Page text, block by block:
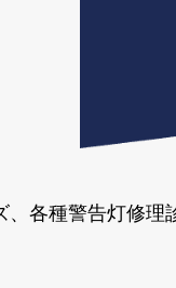
各種警告灯修理